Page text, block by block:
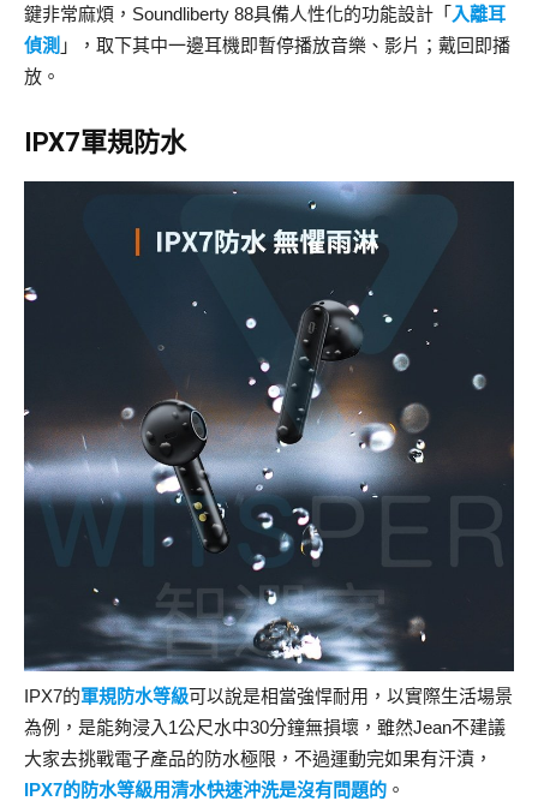
鍵非常麻煩，Soundliberty 88具備人性化的功能設計「 入離耳
偵測 」，取下其中一邊耳機即暫停播放音樂、影片；戴回即播
放。
IPX7軍規防水
IPX7的軍規防水等級可以說是相當強悍耐用，以實際生活場景
為例，是能夠浸入1公尺水中30分鐘無損壞，雖然Jean不建議
大家去挑戰電子產品的防水極限，不過運動完如果有汗漬，
IPX7的防水等級用清水快速沖洗是沒有問題的 。